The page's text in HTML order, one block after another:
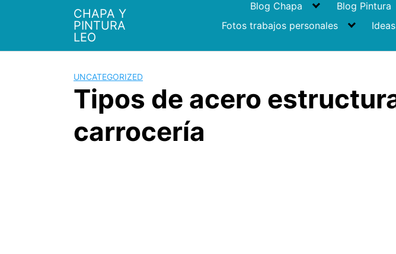
CHAPA Y
PINTURA
LEO
Blog Chapa Blog Pintura
Fotos trabajos personales
UNCATEGORIZED
Tipos de acero
carrocería